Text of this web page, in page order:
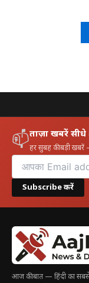
📫ताज़ा खबरें
हर सुबह की बड़ी
Subscribe करें
आज की बात — हिंदी का सबसे